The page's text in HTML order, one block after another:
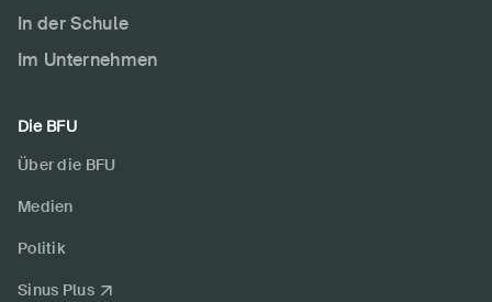
In der Schule
Im Unternehmen
Die BFU
Über die BFU
Medien
Politik
Sinus Plus